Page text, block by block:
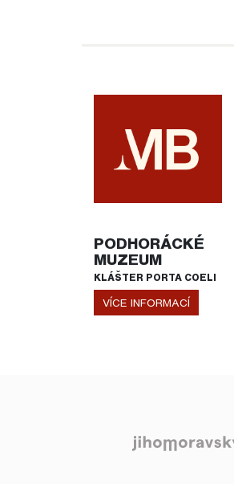
PODHORÁCKÉ
MUZEUM
KLÁŠTER PORTA COELI
VÍCE INFORMACÍ